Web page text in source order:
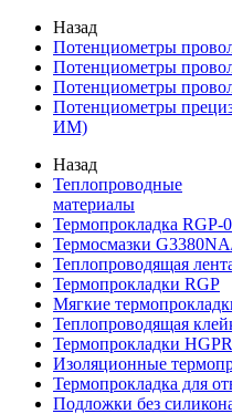
Назад
Потенциометры
Потенциометры
Потенциометры
Потенциометры
ИМ)
Назад
Теплопроводные
материалы
Термопрокладка RGP-
Термосмазки
Теплопроводящая
Термопрокладки RGP
Мягкие
Теплопроводящая
Термопрокладки HGPR
Изоляционные
Термопрокладка для
Подложки без